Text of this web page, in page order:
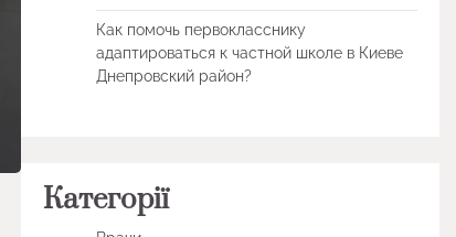
Как помочь первокласснику
адаптироваться к частной школе в Киеве
Днепровский район?
Категорії